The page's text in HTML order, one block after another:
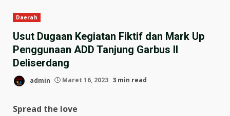
Daerah
Usut Dugaan Kegiatan Fiktif dan Mark Up
Penggunaan ADD Tanjung Garbus II
Deliserdang
admin Maret 16, 2023 3 min read
Spread the love